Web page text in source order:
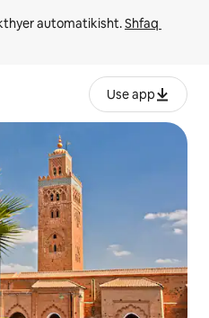
automatikisht. Shfaq
Use app